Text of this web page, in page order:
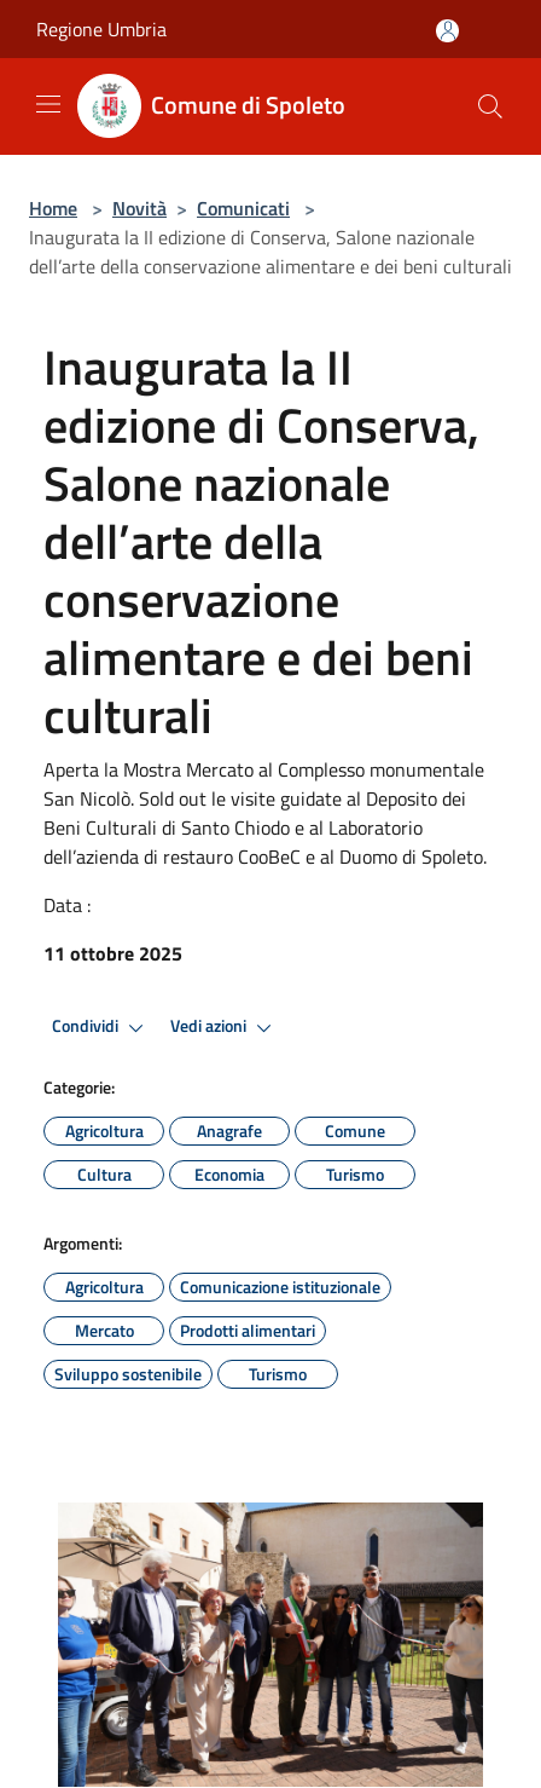
Regione Umbria
Comune di Spoleto
Home > Novità > Comunicati >
Inaugurata la II edizione di Conserva, Salone nazionale
dell’arte della conservazione alimentare e dei beni culturali
Inaugurata la II
edizione di Conserva,
Salone nazionale
dell’arte della
conservazione
alimentare e dei beni
culturali
Aperta la Mostra Mercato al Complesso monumentale
San Nicolò. Sold out le visite guidate al Deposito dei
Beni Culturali di Santo Chiodo e al Laboratorio
dell’azienda di restauro CooBeC e al Duomo di Spoleto.
Data :
11 ottobre 2025
Condividi Vedi azioni
Categorie:
Agricoltura
Anagrafe
Comune
Cultura
Economia Turismo
Argomenti:
Agricoltura
Comunicazione istituzionale
Mercato
Prodotti alimentari
Sviluppo sostenibile
Turismo